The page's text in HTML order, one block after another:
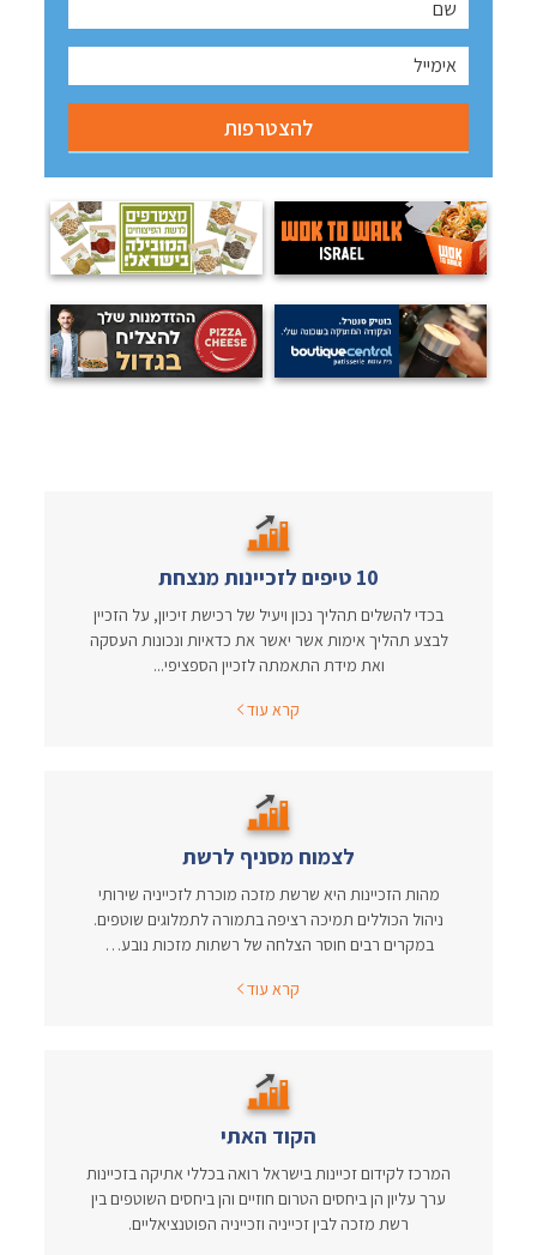
10 טיפים לזכיינות מנצחת
בכדי להשלים תהליך נכון ויעיל של רכישת זיכיון, על הזכיין
לבצע תהליך אימות אשר יאשר את כדאיות ונכונות העסקה
ואת מידת התאמתה לזכיין הספציפי...
קרא עוד
לצמוח מסניף לרשת
מהות הזכיינות היא שרשת מזכה מוכרת לזכייניה שירותי
ניהול הכוללים תמיכה רציפה בתמורה לתמלוגים שוטפים.
במקרים רבים חוסר הצלחה של רשתות מזכות נובע…
קרא עוד
הקוד האתי
המרכז לקידום זכיינות בישראל רואה בכללי אתיקה בזכיינות
ערך עליון הן ביחסים הטרום חוזיים והן ביחסים השוטפים בין
רשת מזכה לבין זכייניה וזכייניה הפוטנציאליים.